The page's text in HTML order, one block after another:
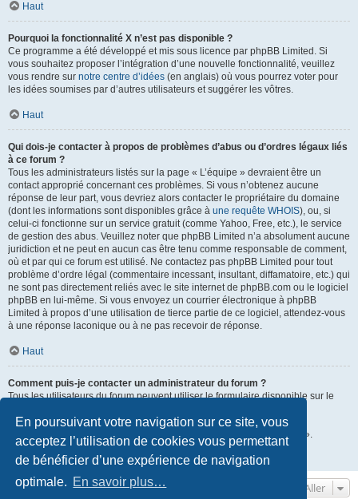
En poursuivant votre navigation sur ce site, vous
acceptez l’utilisation de cookies vous permettant
de bénéficier d’une expérience de navigation
optimale. En savoir plus…
Haut
Pourquoi la fonctionnalité X n’est pas disponible ?
Ce programme a été développé et mis sous licence par phpBB Limited. Si
vous souhaitez proposer l’intégration d’une nouvelle fonctionnalité, veuillez
vous rendre sur notre centre d’idées (en anglais) où vous pourrez voter pour
les idées soumises par d’autres utilisateurs et suggérer les vôtres.
Haut
Qui dois-je contacter à propos de problèmes d’abus ou d’ordres légaux liés
à ce forum ?
Tous les administrateurs listés sur la page « L’équipe » devraient être un
contact approprié concernant ces problèmes. Si vous n’obtenez aucune
réponse de leur part, vous devriez alors contacter le propriétaire du domaine
(dont les informations sont disponibles grâce à une requête WHOIS), ou, si
celui-ci fonctionne sur un service gratuit (comme Yahoo, Free, etc.), le service
de gestion des abus. Veuillez noter que phpBB Limited n’a absolument aucune
juridiction et ne peut en aucun cas être tenu comme responsable de comment,
où et par qui ce forum est utilisé. Ne contactez pas phpBB Limited pour tout
problème d’ordre légal (commentaire incessant, insultant, diffamatoire, etc.) qui
ne sont pas directement reliés avec le site internet de phpBB.com ou le logiciel
phpBB en lui-même. Si vous envoyez un courrier électronique à phpBB
Limited à propos d’une utilisation de tierce partie de ce logiciel, attendez-vous
à une réponse laconique ou à ne pas recevoir de réponse.
Haut
Comment puis-je contacter un administrateur du forum ?
Tous les utilisateurs du forum peuvent utiliser le formulaire disponible sur le
administrateurs du forum.
Les membres du forum peuvent également utiliser le lien « L’équipe ».
Haut
Aller